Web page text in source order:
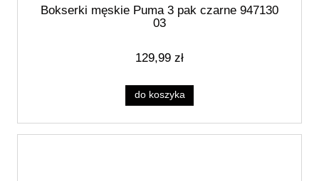
Bokserki męskie Puma 3 pak czarne 947130
03
129,99 zł
do koszyka